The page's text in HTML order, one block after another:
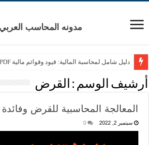
مدونه المحاسب العربي
دليل شامل لمحاسبة المالية: قيود وقوائم مالية PDF مجانية
أرشيف الوسم : القرض
المعالجة المحاسبية للقرض
سبتمبر 2, 2022 0